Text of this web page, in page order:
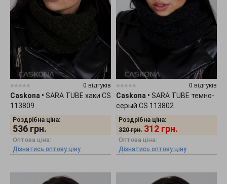
0 відгуків
Caskona • SARA TUBE хаки CS
113809
Роздрібна ціна:
536 грн.
Оптова ціна:
Дізнатись оптову ціну
0 відгуків
Caskona • SARA TUBE темно-
серый CS 113802
Роздрібна ціна:
320 грн. 312 грн.
Оптова ціна:
Дізнатись оптову ціну